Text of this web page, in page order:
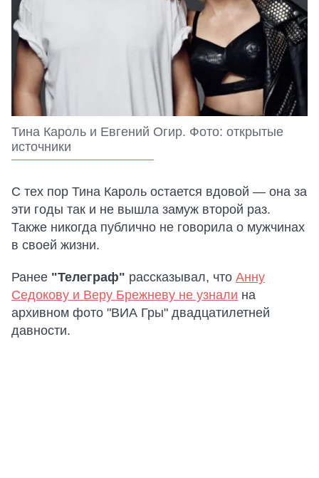
Тина Кароль и Евгений Огир. Фото: открытые
источники
С тех пор Тина Кароль остается вдовой — она за
эти годы так и не вышла замуж второй раз.
Также никогда публично не говорила о мужчинах
в своей жизни.
Ранее "Телеграф" рассказывал, что Анну
Седокову и Веру Брежневу не узнали на
архивном фото "ВИА Гры" двадцатилетней
давности.